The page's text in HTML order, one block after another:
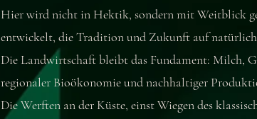
Hier wird nicht in Hektik, sondern mit Weitblick
entwickelt, die Tradition und Zukunft auf
Die Landwirtschaft bleibt das Fundament: Milch,
regionaler Bioökonomie und nachhaltiger
Die Werften an der Küste, einst Wiegen des